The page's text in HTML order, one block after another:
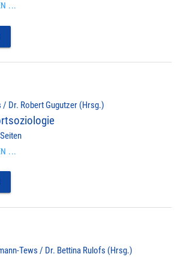
...
/ Dr. Robert Gugutzer (Hrsg.)
...
Tews / Dr. Bettina Rulofs (Hrsg.)